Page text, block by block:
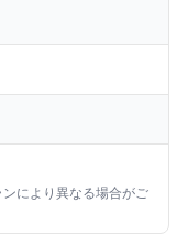
により異なる場合がご